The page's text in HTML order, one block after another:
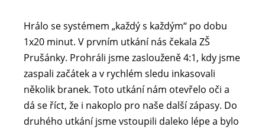
Hrálo se systémem „každý s každým“ po dobu
1x20 minut. V prvním utkání nás čekala ZŠ
Prušánky. Prohráli jsme zaslouženě 4:1, kdy jsme
zaspali začátek a v rychlém sledu inkasovali
několik branek. Toto utkání nám otevřelo oči a
dá se říct, že i nakoplo pro naše další zápasy. Do
druhého utkání jsme vstoupili daleko lépe a bylo